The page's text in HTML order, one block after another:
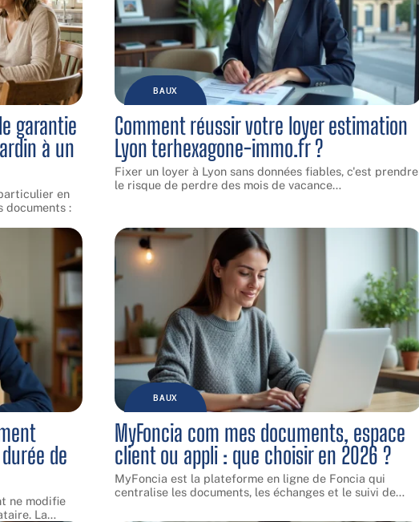
garantie
à un
en
documents :
BAUX
Comment réussir votre loyer estimation
Lyon terhexagone-immo.fr ?
Fixer un loyer à Lyon sans données fiables, c'est prendre
le risque de perdre des mois de vacance…
de
ne modifie
La…
BAUX
MyFoncia com mes documents, espace
client ou appli : que choisir en 2026 ?
MyFoncia est la plateforme en ligne de Foncia qui
centralise les documents, les échanges et le suivi de…